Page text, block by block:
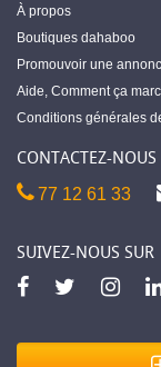
À propos
Boutiques dahaboo
Promouvoir une
Aide, Comment ça
Conditions générales
CONTACTEZ-NOUS
77 12 61 33
SUIVEZ-NOUS SUR